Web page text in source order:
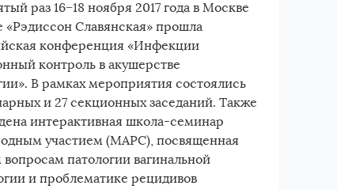
раз 16−18 ноября 2017 года в Москве
«Рэдиссон Славянская» прошла
конференция «Инфекции
контроль в акушерстве
В рамках мероприятия состоялись
и 27 секционных заседаний. Также
интерактивная школа-семинар
участием (МАРС), посвященная
патологии вагинальной
и проблематике рецидивов